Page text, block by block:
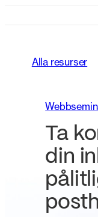
Alla resurser
Ta
din